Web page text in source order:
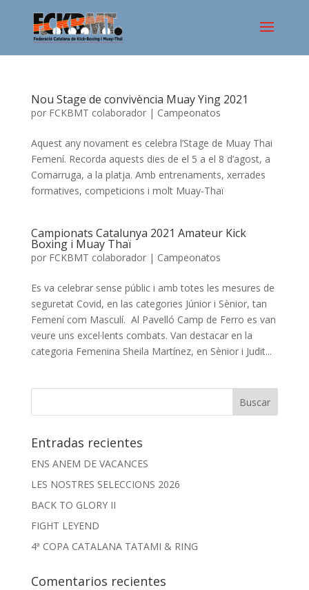
Nou Stage de convivència Muay Ying 2021
por FCKBMT colaborador| Campeonatos
Aquest any novament es celebra l’Stage de Muay Thai
Femení. Recorda aquests dies de el 5 a el 8 d’agost, a
Comarruga, a la platja. Amb entrenaments, xerrades
formatives, competicions i molt Muay-Thaï
Campionats Catalunya 2021 Amateur Kick
Boxing i Muay Thaï
por FCKBMT colaborador| Campeonatos
Es va celebrar sense públic i amb totes les mesures de
seguretat Covid, en las categories Júnior i Sènior, tan
Femení com Masculí. Al Pavelló Camp de Ferro es van
veure uns excel·lents combats. Van destacar en la
categoria Femenina Sheila Martínez, en Sènior i Judit...
Entradas recientes
ENS ANEM DE VACANCES
LES NOSTRES SELECCIONS 2026
BACK TO GLORY II
FIGHT LEYEND
4ª COPA CATALANA TATAMI & RING
Comentarios recientes